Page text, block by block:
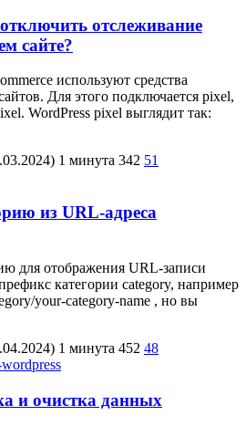
отслеживание
сайте?
используют средства
Для этого подключается pixel,
WordPress pixel выглядит так:
1 минута 342 51
из URL-адреса
для отображения URL-записи
категории category, например
your-category-name , но вы
1 минута 452 48
и очистка данных